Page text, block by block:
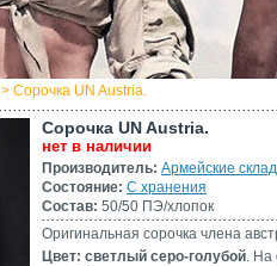
> Сорочка UN Austria.
Сорочка UN Austria.
нет в наличии
Производитель: Армейские
Состояние: С хранения
Состав: 50/50 ПЭ/хлопок
Оригинальная сорочка члена
Цвет: светлый серо-голубой. На